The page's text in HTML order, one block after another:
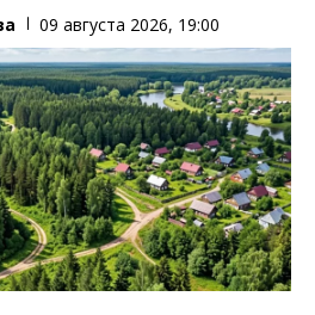
09 августа 2026, 19:00